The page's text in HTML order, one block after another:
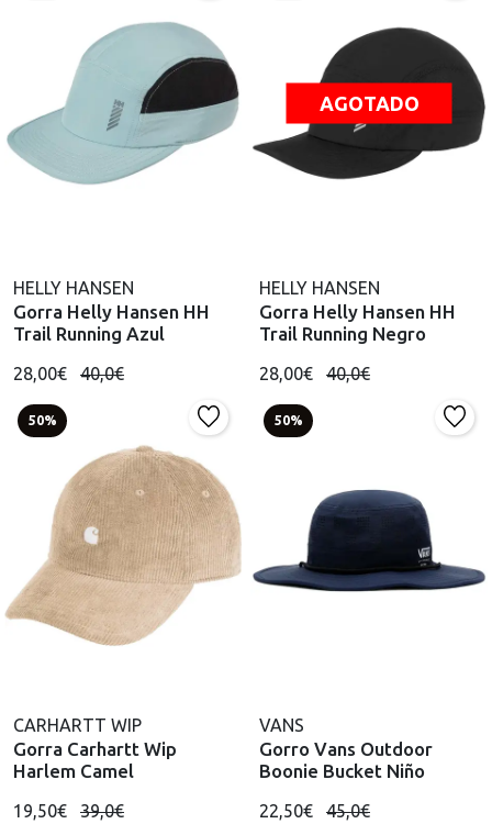
HELLY HANSEN
Gorra Helly Hansen HH
Trail Running Azul
28,00€ 40,0€
AGOTADO
HELLY HANSEN
Gorra Helly Hansen HH
Trail Running Negro
28,00€ 40,0€
50%
CARHARTT WIP
Gorra Carhartt Wip
Harlem Camel
19,50€ 39,0€
50%
VANS
Gorro Vans Outdoor
Boonie Bucket Niño
22,50€ 45,0€